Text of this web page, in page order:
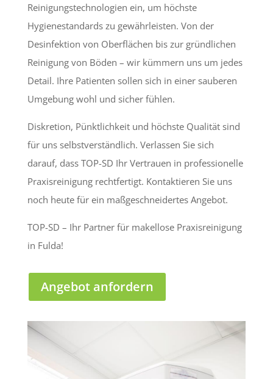
Reinigungstechnologien ein, um höchste
Hygienestandards zu gewährleisten. Von der
Desinfektion von Oberflächen bis zur gründlichen
Reinigung von Böden – wir kümmern uns um jedes
Detail. Ihre Patienten sollen sich in einer sauberen
Umgebung wohl und sicher fühlen.
Diskretion, Pünktlichkeit und höchste Qualität sind
für uns selbstverständlich. Verlassen Sie sich
darauf, dass TOP-SD Ihr Vertrauen in professionelle
Praxisreinigung rechtfertigt. Kontaktieren Sie uns
noch heute für ein maßgeschneidertes Angebot.
TOP-SD – Ihr Partner für makellose Praxisreinigung
in Fulda!
Angebot anfordern